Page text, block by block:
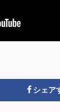
シェア